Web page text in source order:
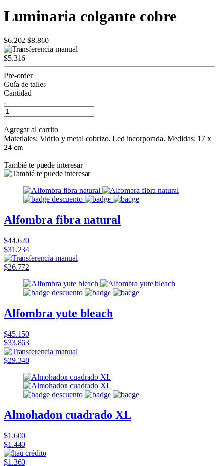
Luminaria colgante cobre
$6.202 $8.860
$5.316
Pre-order
Guía de talles
Cantidad
-
+
Agregar al carrito
Materiales: Vidrio y metal cobrizo. Led incorporada. Medidas: 17 x
24 cm
Tambié te puede interesar
Alfombra fibra natural
$44.620
$31.234
$26.772
Alfombra yute bleach
$45.150
$33.863
$29.348
Almohadon cuadrado XL
$1.600
$1.440
$1.360